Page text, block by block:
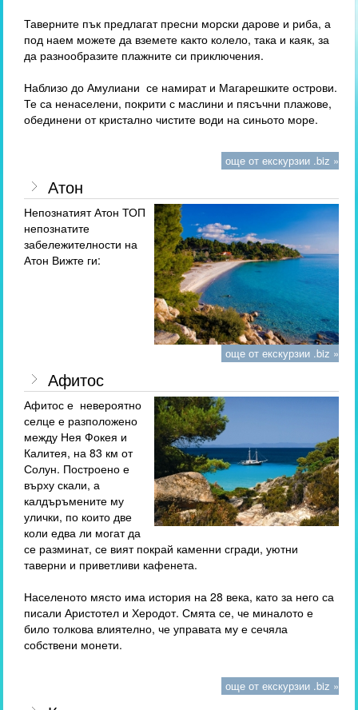
Таверните пък предлагат пресни морски дарове и риба, а
под наем можете да вземете както колело, така и каяк, за
да разнообразите плажните си приключения.
Наблизо до Амулиани се намират и Магарешките острови.
Те са ненаселени, покрити с маслини и пясъчни плажове,
обединени от кристално чистите води на синьото море.
още от екскурзии .biz »
Атон
Непознатият Атон ТОП
непознатите
забележителности на
Атон Вижте ги:
още от екскурзии .biz »
Афитос
Афитос е невероятно
селце е разположено
между Нея Фокея и
Калитея, на 83 км от
Солун. Построено е
върху скали, а
калдъръмените му
улички, по които две
коли едва ли могат да
се разминат, се вият покрай каменни сгради, уютни
таверни и приветливи кафенета.
Населеното място има история на 28 века, като за него са
писали Аристотел и Херодот. Смята се, че миналото е
било толкова влиятелно, че управата му е сечяла
собствени монети.
още от екскурзии .biz »